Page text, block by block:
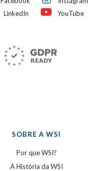
LinkedIn
YouTube
SOBRE A WSI
Por que WSI?
A História da WSI